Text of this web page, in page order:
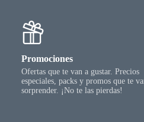
Promociones
Ofertas que te van a gustar. Precios
especiales, packs y promos que te
sorprender. ¡No te las pierdas!